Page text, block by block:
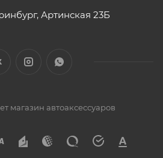
Артинская 23Б
магазин автоаксессуаров